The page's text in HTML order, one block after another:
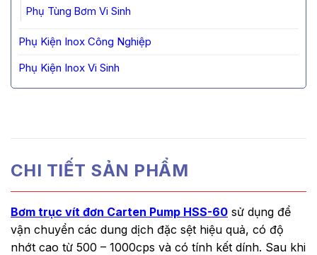
Phụ Tùng Bơm Vi Sinh
Phụ Kiện Inox Công Nghiệp
Phụ Kiện Inox Vi Sinh
CHI TIẾT SẢN PHẨM
Bơm trục vít đơn Carten Pump HSS-60 sử dụng để
vận chuyển các dung dịch đặc sệt hiệu quả, có độ
nhớt cao từ 500 – 1000cps và có tính kết dính. Sau khi